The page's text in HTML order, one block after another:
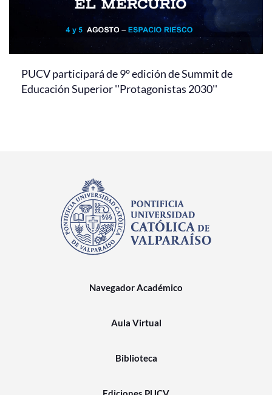
PUCV participará de 9° edición de Summit de
Educación Superior ''Protagonistas 2030''
Navegador Académico
Aula Virtual
Biblioteca